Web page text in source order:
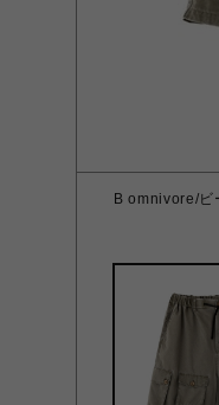
B omnivore/ビ